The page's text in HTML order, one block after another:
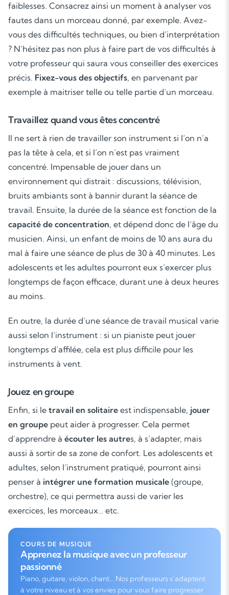
faiblesses. Consacrez ainsi un moment à analyser vos
fautes dans un morceau donné, par exemple. Avez-
vous des difficultés techniques, ou bien d’interprétation
? N’hésitez pas non plus à faire part de vos difficultés à
votre professeur qui saura vous conseiller des exercices
précis. Fixez-vous des objectifs, en parvenant par
exemple à maitriser telle ou telle partie d’un morceau.
Travaillez quand vous êtes concentré
Il ne sert à rien de travailler son instrument si l’on n’a
pas la tête à cela, et si l’on n’est pas vraiment
concentré. Impensable de jouer dans un
environnement qui distrait : discussions, télévision,
bruits ambiants sont à bannir durant la séance de
travail. Ensuite, la durée de la séance est fonction de la
capacité de concentration, et dépend donc de l’âge du
musicien. Ainsi, un enfant de moins de 10 ans aura du
mal à faire une séance de plus de 30 à 40 minutes. Les
adolescents et les adultes pourront eux s’exercer plus
longtemps de façon efficace, durant une à deux heures
au moins.
En outre, la durée d’une séance de travail musical varie
aussi selon l’instrument : si un pianiste peut jouer
longtemps d’affilée, cela est plus difficile pour les
instruments à vent.
Jouez en groupe
Enfin, si le travail en solitaire est indispensable, jouer
en groupe peut aider à progresser. Cela permet
d’apprendre à écouter les autres, à s’adapter, mais
aussi à sortir de sa zone de confort. Les adolescents et
adultes, selon l’instrument pratiqué, pourront ainsi
penser à intégrer une formation musicale (groupe,
orchestre), ce qui permettra aussi de varier les
exercices, les morceaux… etc.
COURS DE MUSIQUE
Apprenez la musique avec un professeur
passionné
Piano, guitare, violon, chant… Nos professeurs s’adaptent
à votre niveau et à vos envies pour vous faire progresser
Cours de musique
Les deux